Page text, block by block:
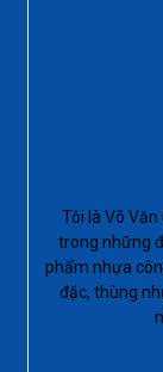
Tôi là Võ
trong những
phẩm nhựa
đặc, thùng